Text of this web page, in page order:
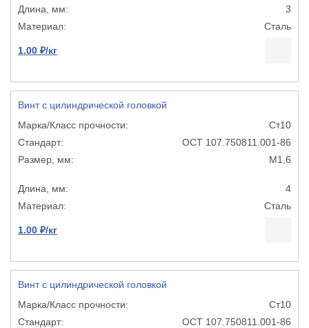
3
Сталь
1.00 ₽/кг
Винт с цилиндрической головкой
Ст10
ОСТ 107.750811.001-86
М1,6
4
Сталь
1.00 ₽/кг
Винт с цилиндрической головкой
Ст10
ОСТ 107.750811.001-86